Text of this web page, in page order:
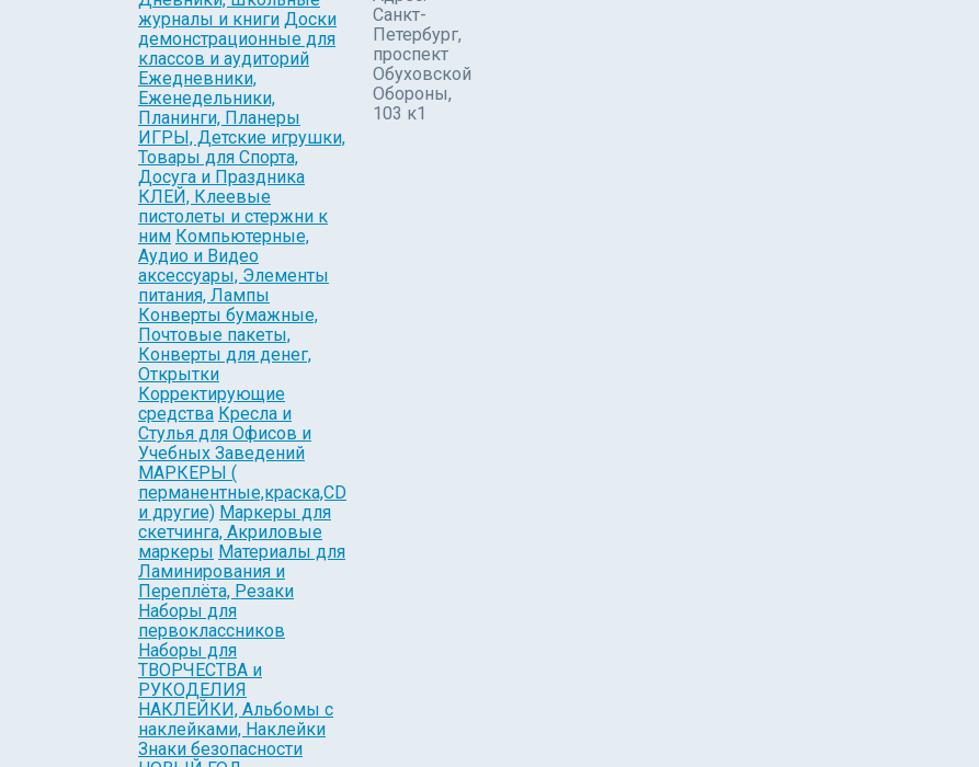
журналы и книги Доски
демонстрационные для
классов и аудиторий
Ежедневники,
Еженедельники,
Планинги, Планеры
ИГРЫ, Детские игрушки,
Товары для Спорта,
Досуга и Праздника
КЛЕЙ, Клеевые
пистолеты и стержни к
ним Компьютерные,
Аудио и Видео
аксессуары, Элементы
питания, Лампы
Конверты бумажные,
Почтовые пакеты,
Конверты для денег,
Открытки
Корректирующие
средства Кресла и
Стулья для Офисов и
Учебных Заведений
МАРКЕРЫ (
перманентные,краска,CD
и другие) Маркеры для
скетчинга, Акриловые
маркеры Материалы для
Ламинирования и
Переплёта, Резаки
Наборы для
первоклассников
Наборы для
ТВОРЧЕСТВА и
РУКОДЕЛИЯ
НАКЛЕЙКИ, Альбомы с
наклейками, Наклейки
Знаки безопасности
Санкт-
Петербург,
проспект
Обуховской
Обороны,
103 к1